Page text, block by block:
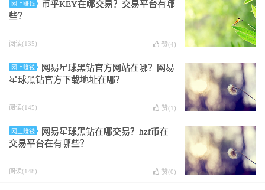
网上赚钱
币乎KEY在哪交易？交易平台有哪
些？
阅读(135) 赞(4)
网上赚钱
网易星球黑钻官方网站在哪？网易
星球黑钻官方下载地址在哪？
阅读(145) 赞(1 )
网上赚钱
网易星球黑钻在哪交易？hzf币在
交易平台在有哪些？
阅读(148) 赞(0)